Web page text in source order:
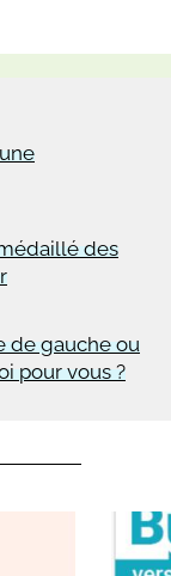
des
de gauche ou
pour vous ?